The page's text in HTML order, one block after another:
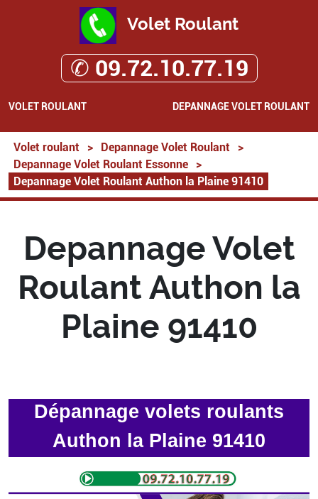
Volet Roulant
✆ 09.72.10.77.19
VOLET ROULANT DEPANNAGE VOLET ROULANT
Volet roulant > Depannage Volet Roulant
>
Depannage Volet Roulant Essonne
>
Depannage Volet Roulant Authon la Plaine 91410
Depannage Volet
Roulant Authon la
Plaine 91410
Dépannage volets roulants
Authon la Plaine 91410